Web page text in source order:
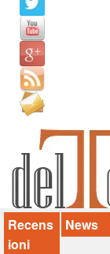
News
Palazzi consiglia
Video
Chi siamo
Contatti
dT in English
Recens
ioni
News